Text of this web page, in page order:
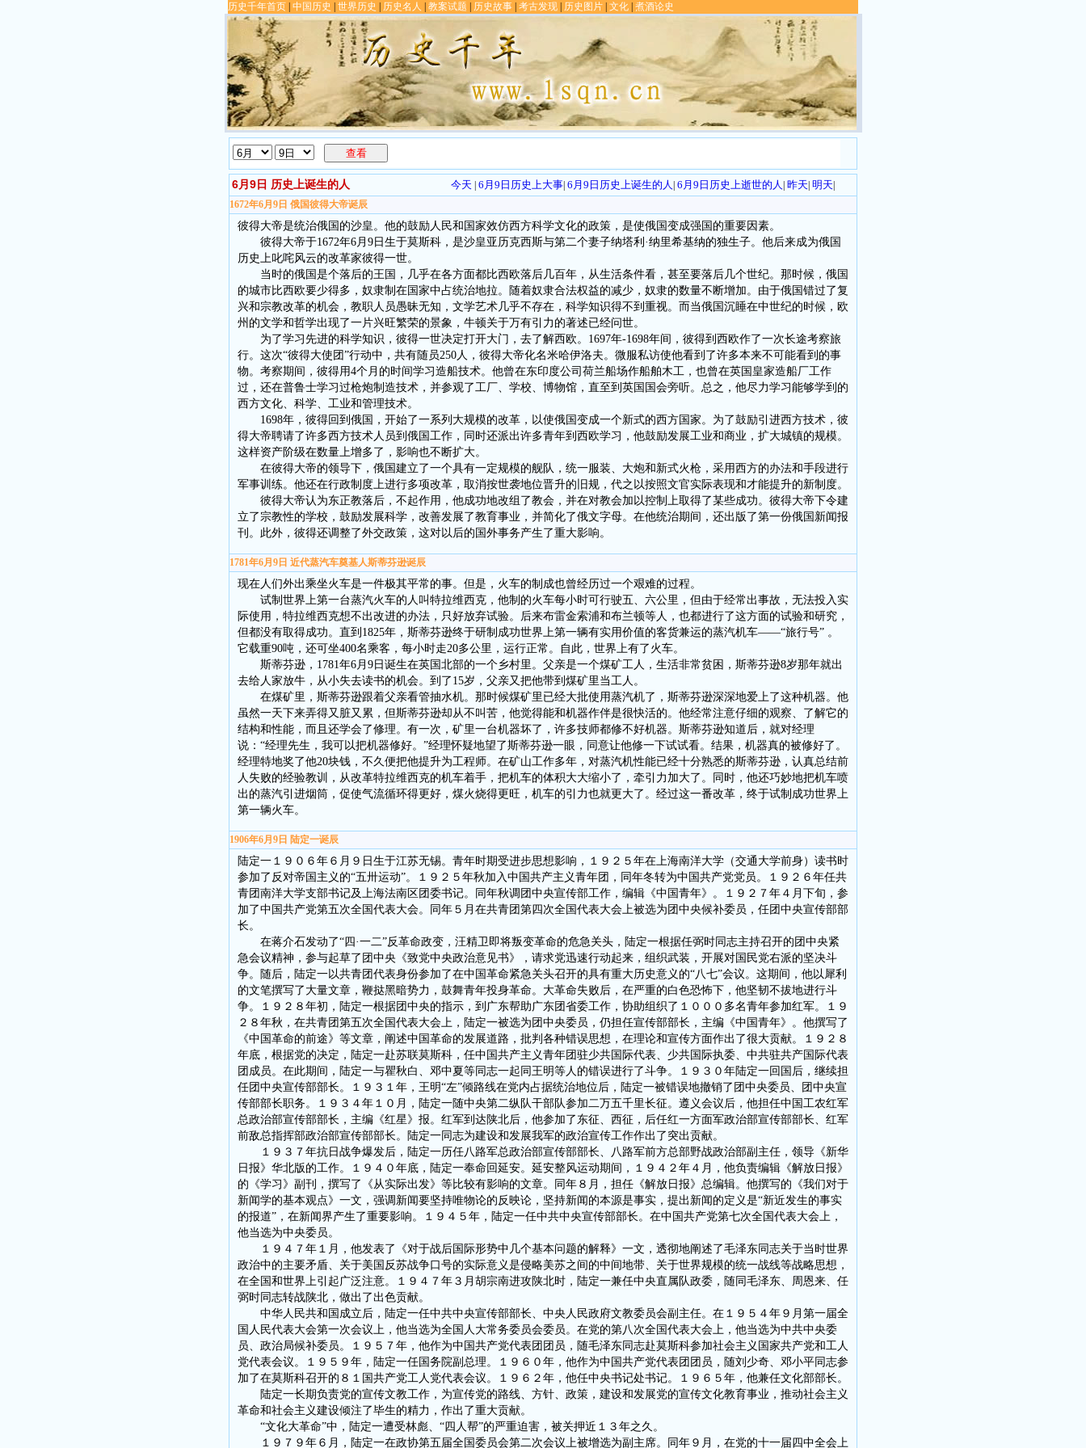
历史千年首页 中国历史 世界历史 历史名人 教案试题 历史故事 考古发现 历史图片 文化 煮酒论史
查看
6月9日 历史上诞生的人 今天 6月9日历史上大事 6月9日历史上诞生的人 6月9日历史上逝世的人 昨天 明天
1672年6月9日 俄国彼得大帝诞辰
彼得大帝是统治俄国的沙皇。他的鼓励人民和国家效仿西方科学文化的政策，是使俄国变成强国的重要因素。
彼得大帝于1672年6月9日生于莫斯科，是沙皇亚历克西斯与第二个妻子纳塔利·纳里希基纳的独生子。他后来成为俄国
历史上叱咤风云的改革家彼得一世。
当时的俄国是个落后的王国，几乎在各方面都比西欧落后几百年，从生活条件看，甚至要落后几个世纪。那时候，俄国
的城市比西欧要少得多，奴隶制在国家中占统治地拉。随着奴隶合法权益的减少，奴隶的数量不断增加。由于俄国错过了复
兴和宗教改革的机会，教职人员愚昧无知，文学艺术几乎不存在，科学知识得不到重视。而当俄国沉睡在中世纪的时候，欧
州的文学和哲学出现了一片兴旺繁荣的景象，牛顿关于万有引力的著述已经问世。
为了学习先进的科学知识，彼得一世决定打开大门，去了解西欧。1697年-1698年间，彼得到西欧作了一次长途考察旅
行。这次“彼得大使团”行动中，共有随员250人，彼得大帝化名米哈伊洛夫。微服私访使他看到了许多本来不可能看到的事
物。考察期间，彼得用4个月的时间学习造船技术。他曾在东印度公司荷兰船场作船舶木工，也曾在英国皇家造船厂工作
过，还在普鲁士学习过枪炮制造技术，并参观了工厂、学校、博物馆，直至到英国国会旁听。总之，他尽力学习能够学到的
西方文化、科学、工业和管理技术。
1698年，彼得回到俄国，开始了一系列大规模的改革，以使俄国变成一个新式的西方国家。为了鼓励引进西方技术，彼
得大帝聘请了许多西方技术人员到俄国工作，同时还派出许多青年到西欧学习，他鼓励发展工业和商业，扩大城镇的规模。
这样资产阶级在数量上增多了，影响也不断扩大。
在彼得大帝的领导下，俄国建立了一个具有一定规模的舰队，统一服装、大炮和新式火枪，采用西方的办法和手段进行
军事训练。他还在行政制度上进行多项改革，取消按世袭地位晋升的旧规，代之以按照文官实际表现和才能提升的新制度。
彼得大帝认为东正教落后，不起作用，他成功地改组了教会，并在对教会加以控制上取得了某些成功。彼得大帝下令建
立了宗教性的学校，鼓励发展科学，改善发展了教育事业，并简化了俄文字母。在他统治期间，还出版了第一份俄国新闻报
刊。此外，彼得还调整了外交政策，这对以后的国外事务产生了重大影响。
1781年6月9日 近代蒸汽车奠基人斯蒂芬逊诞辰
现在人们外出乘坐火车是一件极其平常的事。但是，火车的制成也曾经历过一个艰难的过程。
试制世界上第一台蒸汽火车的人叫特拉维西克，他制的火车每小时可行驶五、六公里，但由于经常出事故，无法投入实
际使用，特拉维西克想不出改进的办法，只好放弃试验。后来布雷金索浦和布兰顿等人，也都进行了这方面的试验和研究，
但都没有取得成功。直到1825年，斯蒂芬逊终于研制成功世界上第一辆有实用价值的客货兼运的蒸汽机车——“旅行号” 。
它载重90吨，还可坐400名乘客，每小时走20多公里，运行正常。自此，世界上有了火车。
斯蒂芬逊，1781年6月9日诞生在英国北部的一个乡村里。父亲是一个煤矿工人，生活非常贫困，斯蒂芬逊8岁那年就出
去给人家放牛，从小失去读书的机会。到了15岁，父亲又把他带到煤矿里当工人。
在煤矿里，斯蒂芬逊跟着父亲看管抽水机。那时候煤矿里已经大批使用蒸汽机了，斯蒂芬逊深深地爱上了这种机器。他
虽然一天下来弄得又脏又累，但斯蒂芬逊却从不叫苦，他觉得能和机器作伴是很快活的。他经常注意仔细的观察、了解它的
结构和性能，而且还学会了修理。有一次，矿里一台机器坏了，许多技师都修不好机器。斯蒂芬逊知道后，就对经理
说：“经理先生，我可以把机器修好。”经理怀疑地望了斯蒂芬逊一眼，同意让他修一下试试看。结果，机器真的被修好了。
经理特地奖了他20块钱，不久便把他提升为工程师。在矿山工作多年，对蒸汽机性能已经十分熟悉的斯蒂芬逊，认真总结前
人失败的经验教训，从改革特拉维西克的机车着手，把机车的体积大大缩小了，牵引力加大了。同时，他还巧妙地把机车喷
出的蒸汽引进烟筒，促使气流循环得更好，煤火烧得更旺，机车的引力也就更大了。经过这一番改革，终于试制成功世界上
第一辆火车。
1906年6月9日 陆定一诞辰
陆定一１９０６年６月９日生于江苏无锡。青年时期受进步思想影响，１９２５年在上海南洋大学（交通大学前身）读书时
参加了反对帝国主义的“五卅运动”。１９２５年秋加入中国共产主义青年团，同年冬转为中国共产党党员。１９２６年任共
青团南洋大学支部书记及上海法南区团委书记。同年秋调团中央宣传部工作，编辑《中国青年》。１９２７年４月下旬，参
加了中国共产党第五次全国代表大会。同年５月在共青团第四次全国代表大会上被选为团中央候补委员，任团中央宣传部部
长。
在蒋介石发动了“四·一二”反革命政变，汪精卫即将叛变革命的危急关头，陆定一根据任弼时同志主持召开的团中央紧
急会议精神，参与起草了团中央《致党中央政治意见书》，请求党迅速行动起来，组织武装，开展对国民党右派的坚决斗
争。随后，陆定一以共青团代表身份参加了在中国革命紧急关头召开的具有重大历史意义的“八七”会议。这期间，他以犀利
的文笔撰写了大量文章，鞭挞黑暗势力，鼓舞青年投身革命。大革命失败后，在严重的白色恐怖下，他坚韧不拔地进行斗
争。１９２８年初，陆定一根据团中央的指示，到广东帮助广东团省委工作，协助组织了１０００多名青年参加红军。１９
２８年秋，在共青团第五次全国代表大会上，陆定一被选为团中央委员，仍担任宣传部部长，主编《中国青年》。他撰写了
《中国革命的前途》等文章，阐述中国革命的发展道路，批判各种错误思想，在理论和宣传方面作出了很大贡献。１９２８
年底，根据党的决定，陆定一赴苏联莫斯科，任中国共产主义青年团驻少共国际代表、少共国际执委、中共驻共产国际代表
团成员。在此期间，陆定一与瞿秋白、邓中夏等同志一起同王明等人的错误进行了斗争。１９３０年陆定一回国后，继续担
任团中央宣传部部长。１９３１年，王明“左”倾路线在党内占据统治地位后，陆定一被错误地撤销了团中央委员、团中央宣
传部部长职务。１９３４年１０月，陆定一随中央第二纵队干部队参加二万五千里长征。遵义会议后，他担任中国工农红军
总政治部宣传部部长，主编《红星》报。红军到达陕北后，他参加了东征、西征，后任红一方面军政治部宣传部部长、红军
前敌总指挥部政治部宣传部部长。陆定一同志为建设和发展我军的政治宣传工作作出了突出贡献。
１９３７年抗日战争爆发后，陆定一历任八路军总政治部宣传部部长、八路军前方总部野战政治部副主任，领导《新华
日报》华北版的工作。１９４０年底，陆定一奉命回延安。延安整风运动期间，１９４２年４月，他负责编辑《解放日报》
的《学习》副刊，撰写了《从实际出发》等比较有影响的文章。同年８月，担任《解放日报》总编辑。他撰写的《我们对于
新闻学的基本观点》一文，强调新闻要坚持唯物论的反映论，坚持新闻的本源是事实，提出新闻的定义是“新近发生的事实
的报道”，在新闻界产生了重要影响。１９４５年，陆定一任中共中央宣传部部长。在中国共产党第七次全国代表大会上，
他当选为中央委员。
１９４７年１月，他发表了《对于战后国际形势中几个基本问题的解释》一文，透彻地阐述了毛泽东同志关于当时世界
政治中的主要矛盾、关于美国反苏战争口号的实际意义是侵略美苏之间的中间地带、关于世界规模的统一战线等战略思想，
在全国和世界上引起广泛注意。１９４７年３月胡宗南进攻陕北时，陆定一兼任中央直属队政委，随同毛泽东、周恩来、任
弼时同志转战陕北，做出了出色贡献。
中华人民共和国成立后，陆定一任中共中央宣传部部长、中央人民政府文教委员会副主任。在１９５４年９月第一届全
国人民代表大会第一次会议上，他当选为全国人大常务委员会委员。在党的第八次全国代表大会上，他当选为中共中央委
员、政治局候补委员。１９５７年，他作为中国共产党代表团团员，随毛泽东同志赴莫斯科参加社会主义国家共产党和工人
党代表会议。１９５９年，陆定一任国务院副总理。１９６０年，他作为中国共产党代表团团员，随刘少奇、邓小平同志参
加了在莫斯科召开的８１国共产党工人党代表会议。１９６２年，他任中央书记处书记。１９６５年，他兼任文化部部长。
陆定一长期负责党的宣传文教工作，为宣传党的路线、方针、政策，建设和发展党的宣传文化教育事业，推动社会主义
革命和社会主义建设倾注了毕生的精力，作出了重大贡献。
“文化大革命”中，陆定一遭受林彪、“四人帮”的严重迫害，被关押近１３年之久。
１９７９年６月，陆定一在政协第五届全国委员会第二次会议上被增选为副主席。同年９月，在党的十一届四中全会上